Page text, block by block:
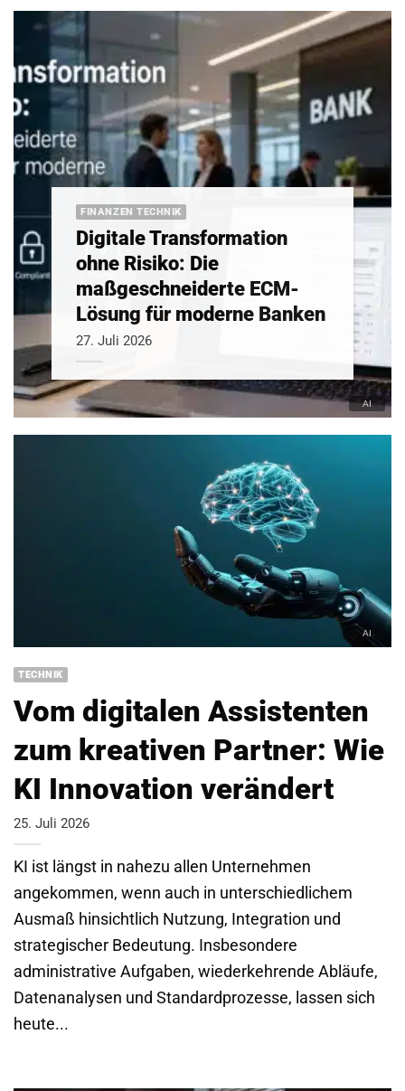
FINANZEN TECHNIK
Digitale Transformation
ohne Risiko: Die
maßgeschneiderte ECM-
Lösung für moderne Banken
27. Juli 2026
TECHNIK
Vom digitalen Assistenten
zum kreativen Partner: Wie
KI Innovation verändert
25. Juli 2026
KI ist längst in nahezu allen Unternehmen
angekommen, wenn auch in unterschiedlichem
Ausmaß hinsichtlich Nutzung, Integration und
strategischer Bedeutung. Insbesondere
administrative Aufgaben, wiederkehrende Abläufe,
Datenanalysen und Standardprozesse, lassen sich
heute...